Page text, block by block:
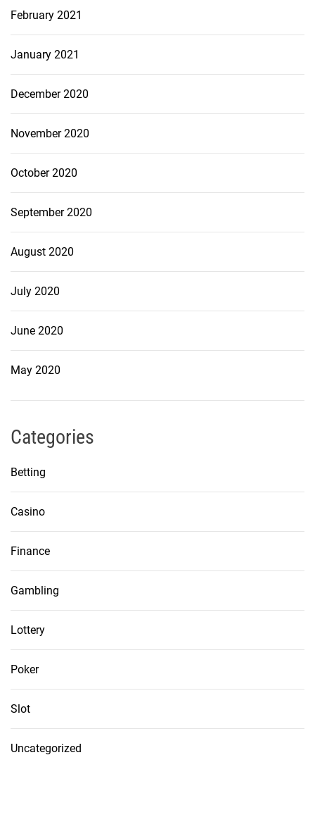
February 2021
January 2021
December 2020
November 2020
October 2020
September 2020
August 2020
July 2020
June 2020
May 2020
Categories
Betting
Casino
Finance
Gambling
Lottery
Poker
Slot
Uncategorized